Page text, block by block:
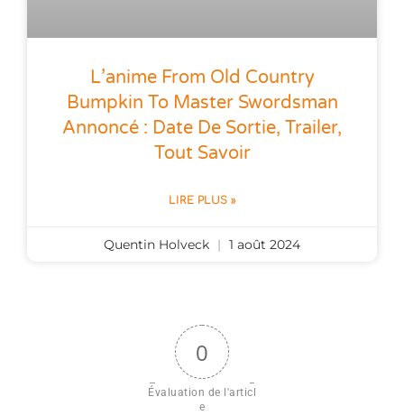
L’anime From Old Country
Bumpkin To Master Swordsman
Annoncé : Date De Sortie, Trailer,
Tout Savoir
LIRE PLUS »
Quentin Holveck 1 août 2024
0
Évaluation de l'articl
e